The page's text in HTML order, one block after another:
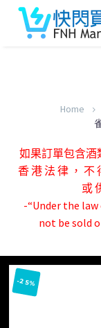
Home
如果訂單包含酒
香 港 法 律 ， 不
或
-“Under the
not be sold
-25%